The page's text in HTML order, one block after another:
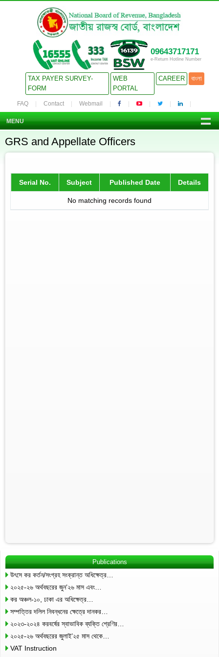
09643717171
e-Return Hotline Number
TAX PAYER SURVEY-
FORM
WEB
PORTAL
CAREER বাংলা
FAQ Contact Webmail
MENU
GRS and Appellate Officers
Serial No. Subject Published Date Details
No matching records found
Publications
উৎসে কর কর্তন/সংগ্রহ সংক্রান্ত অধিক্ষেত্র…
২০২৫-২৬ অর্থবছরের জুন’২৬ মাস এবং…
কর অঞ্চল-১০, ঢাকা এর অধিক্ষেত্র…
সম্পত্তির দলিল নিবন্ধনের ক্ষেত্রে দানকর…
২০২৩-২০২৪ করবর্ষের স্বাভাবিক ব্যক্তি শ্রেণির…
২০২৫-২৬ অর্থবছরের জুলাই’২৫ মাস থেকে…
VAT Instruction